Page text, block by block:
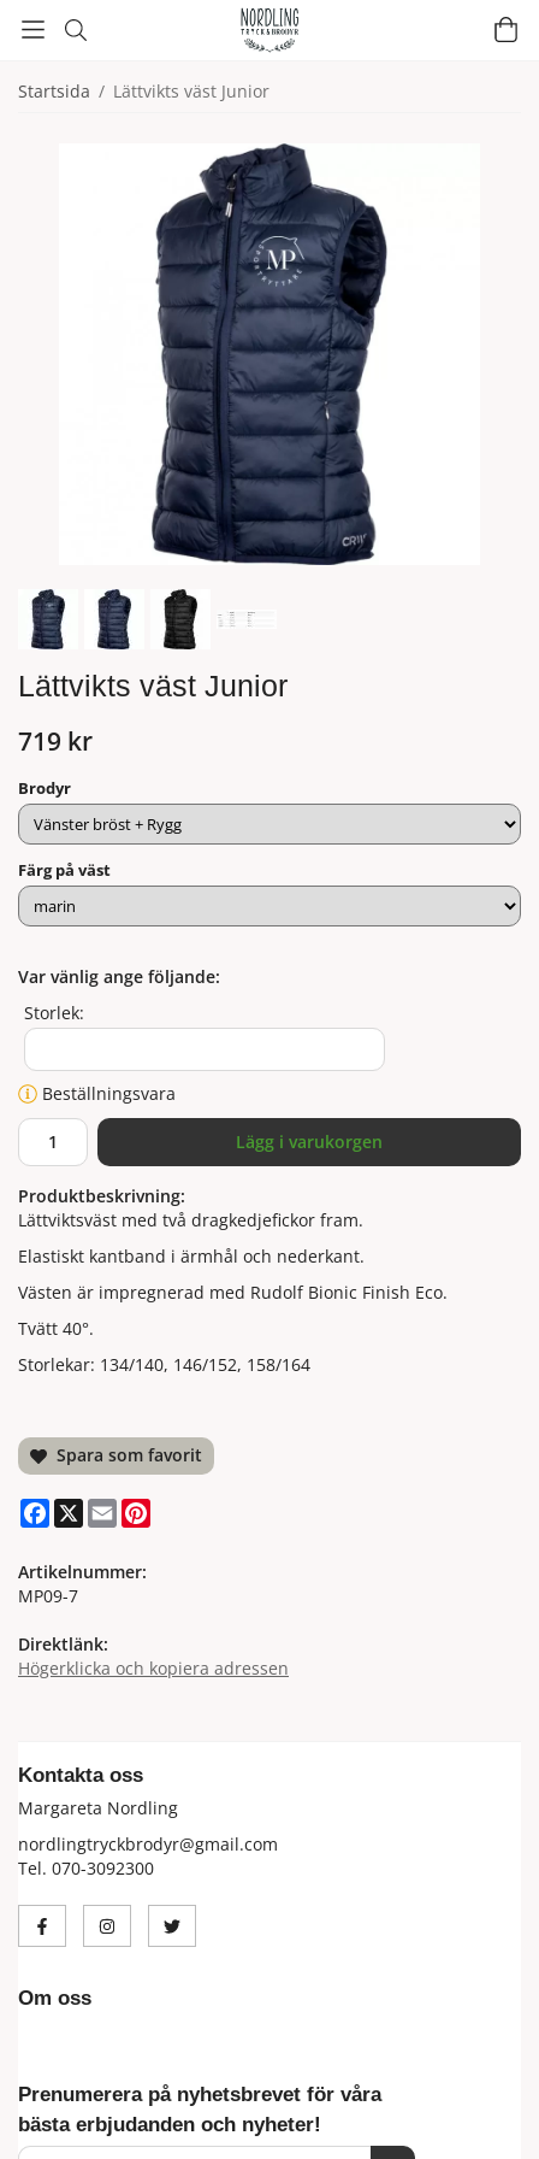
Startsida / Lättvikts väst Junior
Lättvikts väst Junior
719 kr
Brodyr
Färg på väst
Var vänlig ange följande:
Storlek:
Beställningsvara
Lägg i varukorgen
Produktbeskrivning:
Lättviktsväst med två dragkedjefickor fram.
Elastiskt kantband i ärmhål och nederkant.
Västen är impregnerad med Rudolf Bionic Finish Eco.
Tvätt 40°.
Storlekar: 134/140, 146/152, 158/164
Spara som favorit
Facebook
X Email
Artikelnummer:
MP09-7
Direktlänk:
Högerklicka och kopiera adressen
Kontakta oss
Margareta Nordling
nordlingtryckbrodyr@gmail.com
Tel. 070-3092300
Om oss
Prenumerera på nyhetsbrevet för våra
bästa erbjudanden och nyheter!